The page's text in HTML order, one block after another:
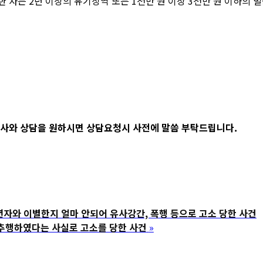
상담을 원하시면 상담요청시 사전에 말씀 부탁드립니다.
이별한지 얼마 안되어 유사강간, 폭행 등으로 고소 당한 사건
하였다는 사실로 고소를 당한 사건 »